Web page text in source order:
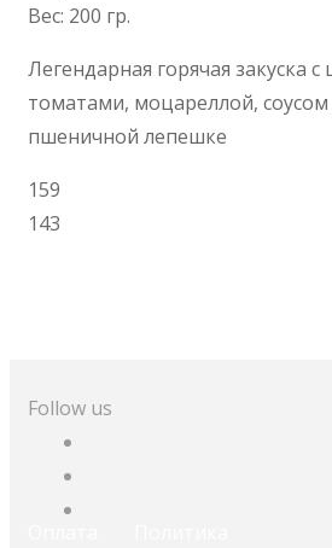
Вес: 200 гр.
Легендарная горячая закуска
томатами, моцареллой,
пшеничной лепешке
159
143
Follow us